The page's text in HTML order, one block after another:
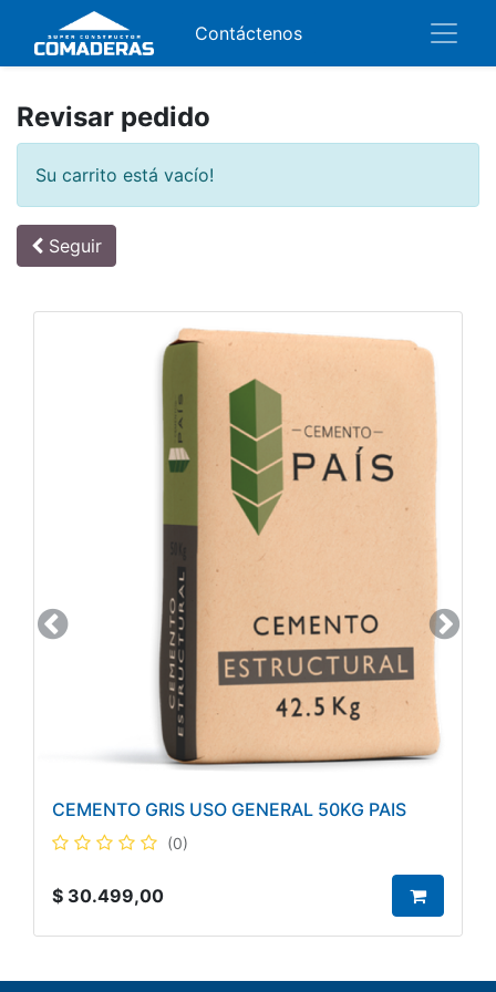
Contáctenos
Revisar pedido
Su carrito está vacío!
Seguir
CEMENTO GRIS USO GENERAL 50KG PAIS
(0)
$ 30.499,00
Anterior